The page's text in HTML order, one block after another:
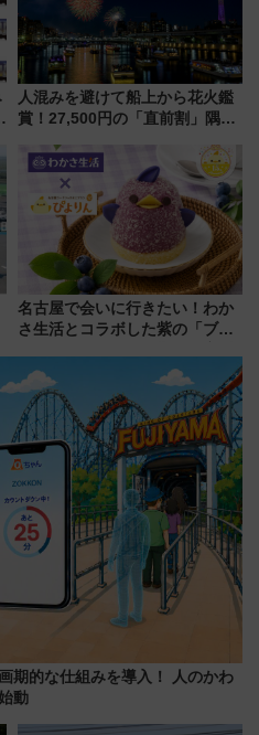
人混みを避けて船上から花火鑑
賞！27,500円の「直前割」隅田
メも持ち込みOK
名古屋で会いに行きたい！わか
さ生活とコラボした紫の「ブル
売
期的な仕組みを導入！ 人のかわ
動